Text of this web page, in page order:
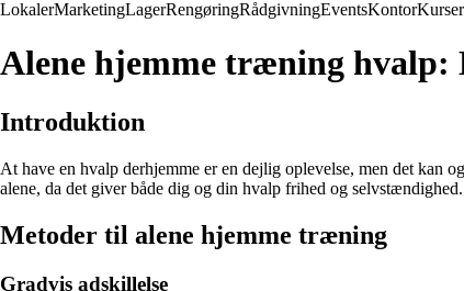
LokalerMarketingLagerRengøringRådgivningEventsKontorKurser
Alene hjemme træning hvalp:
Introduktion
At have en hvalp derhjemme er en dejlig oplevelse, men det
alene, da det giver både dig og din hvalp frihed og selvstændighed.
Metoder til alene hjemme træning
Gradvis adskillelse